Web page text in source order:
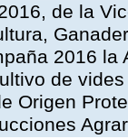
de la
2016
de
Origen